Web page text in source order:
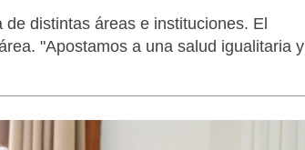
distintas áreas e instituciones. El
"Apostamos a una salud igualitaria y